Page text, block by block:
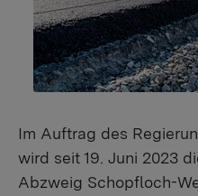
Im Auftrag des
wird seit 19. Juni 2023
Abzweig Schopfloch-